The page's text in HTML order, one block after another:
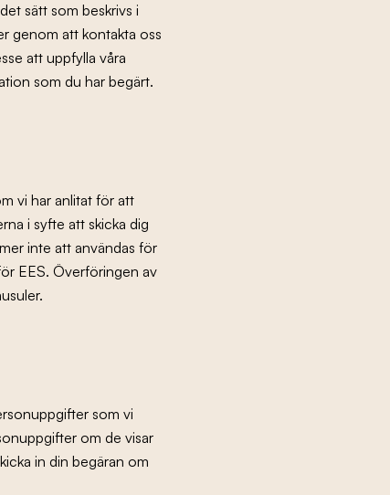
sätt som beskrivs i
genom att kontakta oss
att uppfylla våra
som du har begärt.
vi har anlitat för att
i syfte att skicka dig
inte att användas för
EES. Överföringen av
som vi
om de visar
in din begäran om